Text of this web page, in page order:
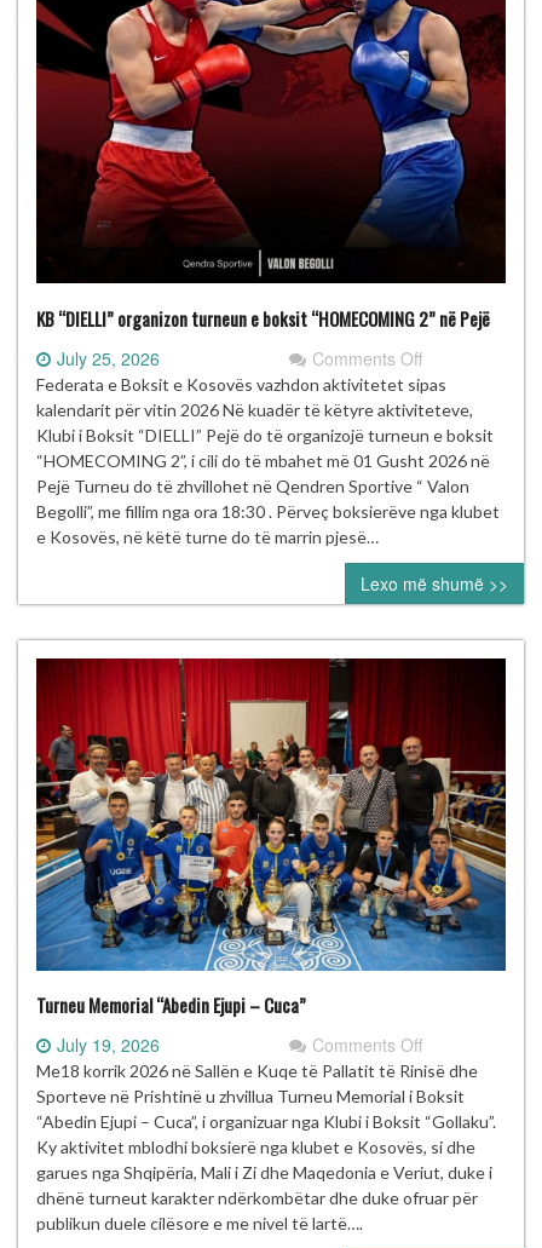
KB “DIELLI” organizon turneun e boksit “HOMECOMING 2” në Pejë
July 25, 2026 Comments Offon
KB
“DIELLI”
organizon
turneun
e
boksit
2”
në
Pejë
Federata e Boksit e Kosovës vazhdon aktivitetet sipas
kalendarit për vitin 2026 Në kuadër të këtyre aktiviteteve,
Klubi i Boksit “DIELLI” Pejë do të organizojë turneun e boksit
“HOMECOMING 2”, i cili do të mbahet më 01 Gusht 2026 në
Pejë Turneu do të zhvillohet në Qendren Sportive “ Valon
Begolli”, me fillim nga ora 18:30 . Përveç boksierëve nga klubet
e Kosovës, në këtë turne do të marrin pjesë…
Lexo më shumë >>
Turneu Memorial “Abedin Ejupi – Cuca”
July 19, 2026 Comments Offon
Turneu
Memorial
“Abedin
Ejupi
–
Cuca”
Me18 korrik 2026 në Sallën e Kuqe të Pallatit të Rinisë dhe
Sporteve në Prishtinë u zhvillua Turneu Memorial i Boksit
“Abedin Ejupi – Cuca”, i organizuar nga Klubi i Boksit “Gollaku”.
Ky aktivitet mblodhi boksierë nga klubet e Kosovës, si dhe
garues nga Shqipëria, Mali i Zi dhe Maqedonia e Veriut, duke i
dhënë turneut karakter ndërkombëtar dhe duke ofruar për
publikun duele cilësore e me nivel të lartë….